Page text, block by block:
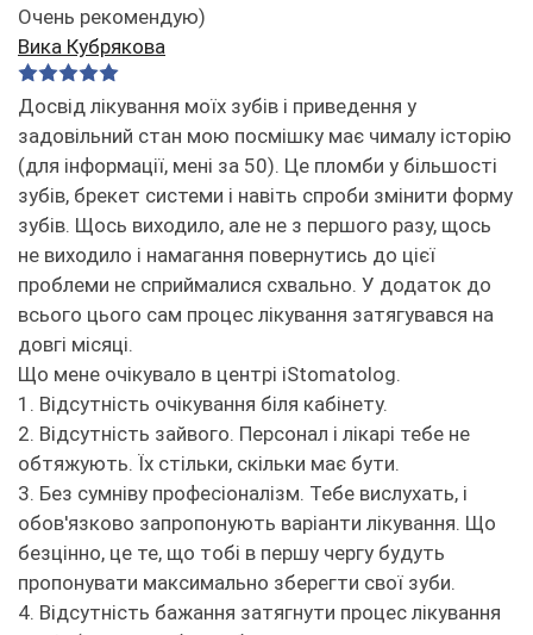
Очень рекомендую)
Вика Кубрякова
Досвід лікування моїх зубів і приведення у
задовільний стан мою посмішку має чималу історію
(для інформації, мені за 50). Це пломби у більшості
зубів, брекет системи і навіть спроби змінити форму
зубів. Щось виходило, але не з першого разу, щось
не виходило і намагання повернутись до цієї
проблеми не сприймалися схвально. У додаток до
всього цього сам процес лікування затягувався на
довгі місяці.
Що мене очікувало в центрі iStomatolog.
1. Відсутність очікування біля кабінету.
2. Відсутність зайвого. Персонал і лікарі тебе не
обтяжують. Їх стільки, скільки має бути.
3. Без сумніву професіоналізм. Тебе вислухать, і
обов'язково запропонують варіанти лікування. Що
безцінно, це те, що тобі в першу чергу будуть
пропонувати максимально зберегти свої зуби.
4. Відсутність бажання затягнути процес лікування